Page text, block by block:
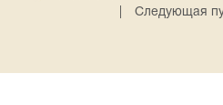
Следующая